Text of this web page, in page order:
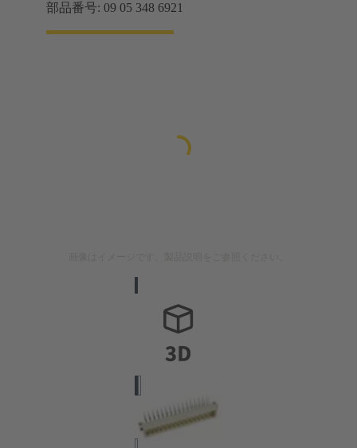
部品番号: 09 05 348 6921